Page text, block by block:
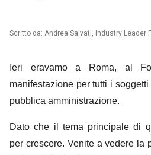
Scritto da: Andrea Salvati, Industry Leader
Ieri eravamo a Roma, al
manifestazione per tutti i
pubblica amministrazione.
Dato che il tema principale di
per crescere. Venite a vedere la